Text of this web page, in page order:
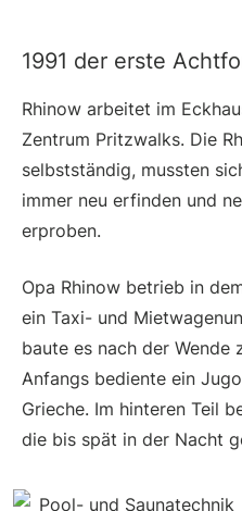
1991 der erste
Rhinow arbeitet im
Zentrum Pritzwalks. Die
selbstständig, mussten
immer neu erfinden und
erproben.
Opa Rhinow betrieb in
ein Taxi- und
baute es nach der
Anfangs bediente ein
Grieche. Im hinteren Teil
die bis spät in der Nacht